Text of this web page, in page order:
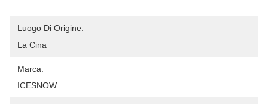
Luogo Di Origine:
La Cina
Marca:
ICESNOW